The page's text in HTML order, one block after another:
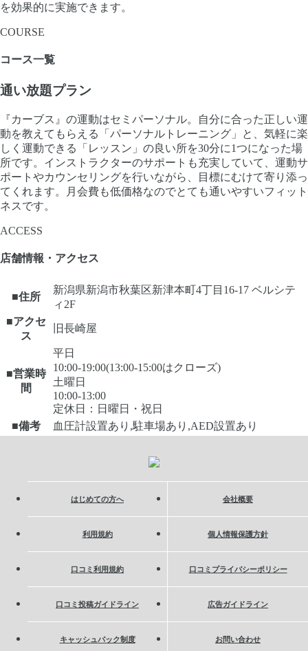
を効果的に実施できます。
COURSE
コース一覧
通い放題プラン
『カーブス』の運動はセミパーソナル。自分に合った正しい運
動を教えてもらえる「パーソナルトレーニング」と、気軽に楽
しく運動できる「レッスン」の良い所を30分に1つになった場
所です。インストラクターのサポートも充実していて、運動サ
ポートやカウンセリングを行いながら、目標にむけて寄り添っ
てくれます。月会費も低価格なのでとても通いやすいフィット
ネスです。
ACCESS
店舗情報・アクセス
■住所
新潟県新潟市秋葉区新津本町4丁目16-17 ベルシテ
ィ2F
■アクセ
ス
旧長崎屋
■営業時
間
平日
10:00-19:00(13:00-15:00はクローズ)
土曜日
10:00-13:00
定休日：日曜日・祝日
■備考
血圧計設置あり,駐車場あり,AED設置あり
はじめての方へ 会社概要
利用規約 個人情報保護方針
口コミ利用規約 口コミプライバシーポリシー
口コミ投稿ガイドライン 広告ガイドライン
キャッシュバック制度 お問い合わせ